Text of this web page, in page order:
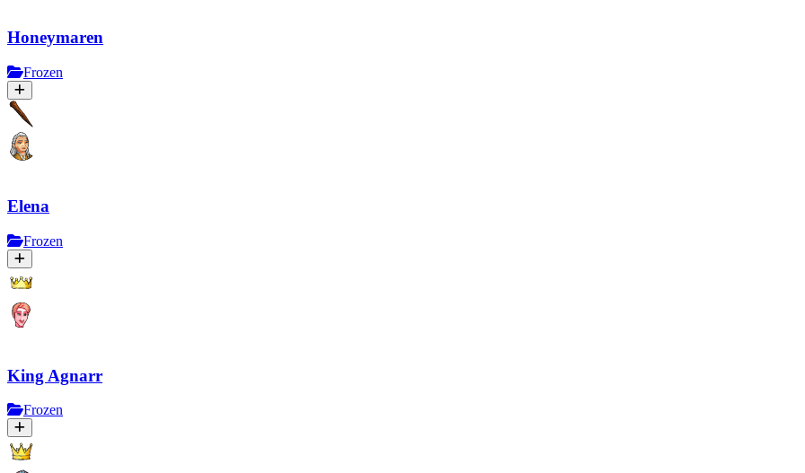
Honeymaren
Frozen
Elena
Frozen
King Agnarr
Frozen